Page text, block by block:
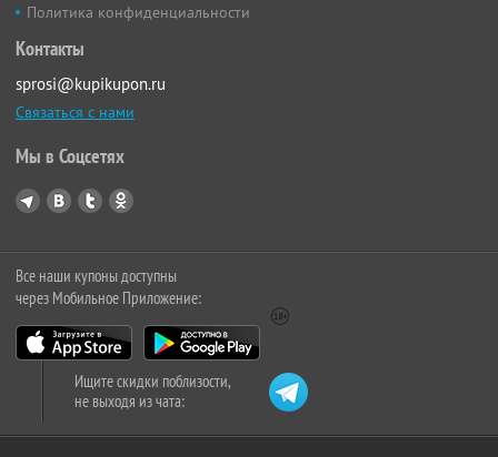
Политика конфиденциальности
Контакты
sprosi@kupikupon.ru
Связаться с нами
Мы в Соцсетях
Все наши купоны доступны
через Мобильное Приложение:
Ищите скидки поблизости,
не выходя из чата: